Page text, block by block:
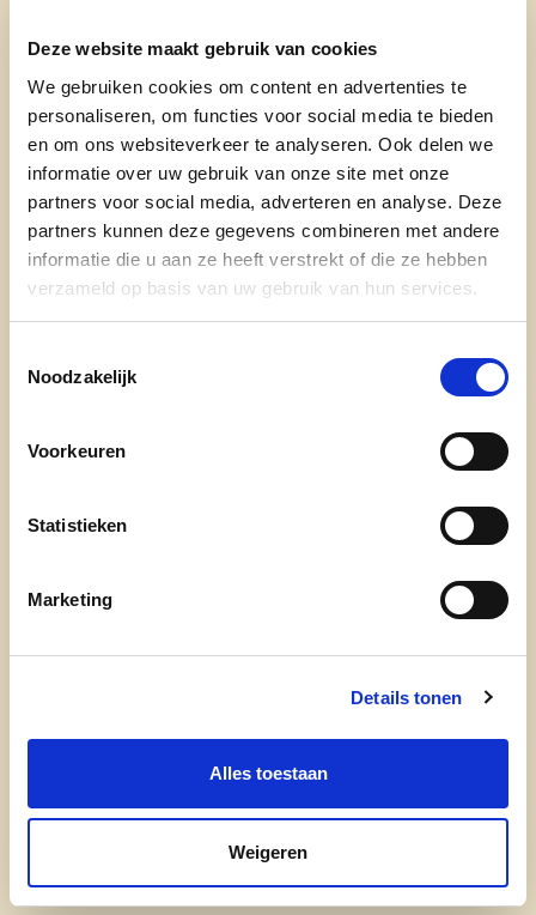
Deze website maakt gebruik van cookies
We gebruiken cookies om content en advertenties te
personaliseren, om functies voor social media te bieden
en om ons websiteverkeer te analyseren. Ook delen we
informatie over uw gebruik van onze site met onze
partners voor social media, adverteren en analyse. Deze
partners kunnen deze gegevens combineren met andere
informatie die u aan ze heeft verstrekt of die ze hebben
verzameld op basis van uw gebruik van hun services.
Noodzakelijk
Voorkeuren
Statistieken
Marketing
Details tonen
Alles toestaan
Weigeren
voor iedere mens en voor wie het moeilijk
heeft in het bijzonder. Voor romantiek, kleur,
paard- en tandemrijden. Liesbeth, da’s de
zomer in je glas. Dat grote hart spreekt altijd,
al durft het al eens wat moeizamer gaan na
een lange nacht achter de toog van Café
Caban.
Haar dooppeter, Marc Certyn, rijmt het lachend
aan elkaar: “Geef haar je vertrouwen, het zal je
niet berouwen. Liesbeth is een onmiskenbare
kracht in onze gemeenschap.”
“Ze is de ideale vriendin”, vult
Ellen D’hontaan.
“Liesbeth is een enorm goede luisteraar. Ze is er
altijd voor je. De energie die ze uitstraalt, lijkt wel
onuitputtelijk. Haar optimisme doet zorgen
creativiteit inspireert ze iedereen. Ik zou niet
Ruth De Kimpe
in. “Liesbeth ís warmte en liefde.
Ze is mijn favoriete losbol. Haar positivisme zorgt
ervoor dat er prachtige dingen gebeuren. Ze is
echt het grootste, grappigste en meest spontane
hart dat ik ken.”